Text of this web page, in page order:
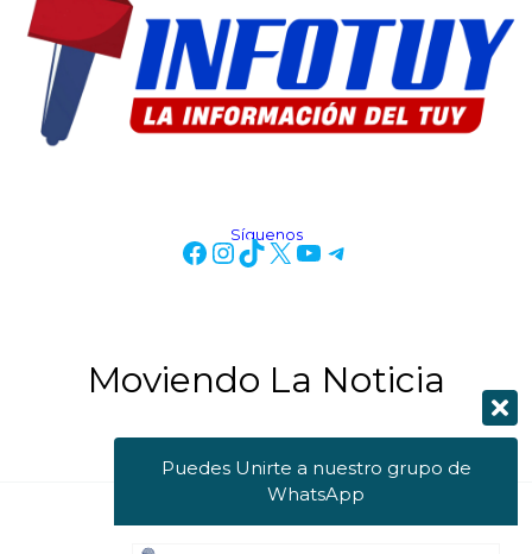
Síguenos
Moviendo La Noticia
Puedes Unirte a nuestro grupo de
WhatsApp